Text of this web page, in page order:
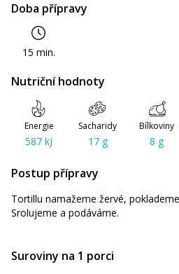
Doba přípravy
15 min.
Nutriční hodnoty
Energie
587 kJ
Sacharidy
17 g
Bílkoviny
8 g
Postup přípravy
Tortillu namažeme žervé,
Srolujeme a podáváme.
Suroviny na 1 porci